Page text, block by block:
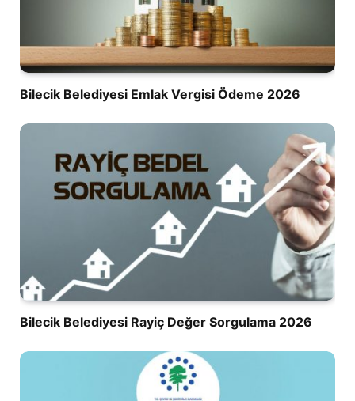
Bilecik Belediyesi Emlak Vergisi Ödeme 2026
Bilecik Belediyesi Rayiç Değer Sorgulama 2026